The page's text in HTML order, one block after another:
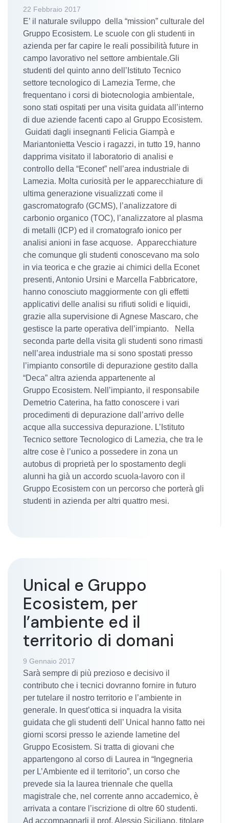
22 Febbraio 2017
E’ il naturale sviluppo della “mission” culturale del
Gruppo Ecosistem. Le scuole con gli studenti in
azienda per far capire le reali possibilità future in
campo lavorativo nel settore ambientale.Gli
studenti del quinto anno dell’Istituto Tecnico
settore tecnologico di Lamezia Terme, che
frequentano i corsi di biotecnologia ambientale,
sono stati ospitati per una visita guidata all’interno
di due aziende facenti capo al Gruppo Ecosistem.
Guidati dagli insegnanti Felicia Giampà e
Mariantonietta Vescio i ragazzi, in tutto 19, hanno
dapprima visitato il laboratorio di analisi e
controllo della “Econet” nell’area industriale di
Lamezia. Molta curiosità per le apparecchiature di
ultima generazione visualizzati come il
gascromatografo (GCMS), l’analizzatore di
carbonio organico (TOC), l’analizzatore al plasma
di metalli (ICP) ed il cromatografo ionico per
analisi anioni in fase acquose. Apparecchiature
che comunque gli studenti conoscevano ma solo
in via teorica e che grazie ai chimici della Econet
presenti, Antonio Ursini e Marcella Fabbricatore,
hanno conosciuto maggiormente con gli effetti
applicativi delle analisi su rifiuti solidi e liquidi,
grazie alla supervisione di Agnese Mascaro, che
gestisce la parte operativa dell’impianto. Nella
seconda parte della visita gli studenti sono rimasti
nell’area industriale ma si sono spostati presso
l’impianto consortile di depurazione gestito dalla
“Deca” altra azienda appartenente al
Gruppo Ecosistem. Nell’impianto, il responsabile
Demetrio Caterina, ha fatto conoscere i vari
procedimenti di depurazione dall’arrivo delle
acque alla successiva depurazione. L’Istituto
Tecnico settore Tecnologico di Lamezia, che tra le
altre cose è l’unico a possedere in zona un
autobus di proprietà per lo spostamento degli
alunni ha già un accordo scuola-lavoro con il
Gruppo Ecosistem con un percorso che porterà gli
studenti in azienda per altri quattro mesi.
Unical e Gruppo
Ecosistem, per
l’ambiente ed il
territorio di domani
9 Gennaio 2017
Sarà sempre di più prezioso e decisivo il
contributo che i tecnici dovranno fornire in futuro
per tutelare il nostro territorio e l’ambiente in
generale. In quest’ottica si inquadra la visita
guidata che gli studenti dell’ Unical hanno fatto nei
giorni scorsi presso le aziende lametine del
Gruppo Ecosistem. Si tratta di giovani che
appartengono al corso di Laurea in “Ingegneria
per L’Ambiente ed il territorio”, un corso che
prevede sia la laurea triennale che quella
magistrale che, nel corrente anno accademico, è
arrivata a contare l’iscrizione di oltre 60 studenti.
Ad accompagnarli il prof. Alessio Siciliano, titolare